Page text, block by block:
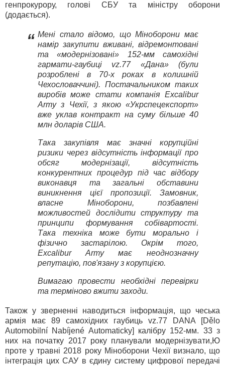
генпрокурору, голові СБУ та міністру оборони
(додається).
“ Мені стало відомо, що Міноборони має
намір закупити вживані, відремонтовані
та «модернізовані» 152-мм самохідні
гармати-гаубиці vz.77 «Дана» (були
розроблені в 70-х роках в колишній
Чехословаччині). Постачальником таких
виробів може стати компанія Excalibur
Army з Чехії, з якою «Укрспецекспорт»
вже уклав контракт на суму більше 40
млн доларів США.
Така закупівля має значні корупційні
ризики через відсутність інформації про
обсяг модернізації, відсутність
конкурентних процедур під час відбору
виконавця та загальні обставини
виникнення цієї пропозиції. Замовник,
власне Міноборони, позбавлені
можливостей дослідити структуру та
принципи формування собівартості.
Така техніка може бути морально і
фізично застарілою. Окрім того,
Excalibur Army має неоднозначну
репутацію, пов'язану з корупцією.
Вимагаю провести необхідні перевірки
та терміново вжити заходи.
Також у зверненні наводиться інформація, що чеська
армія має 89 самохідних гаубиць vz.77 DANA [Dělo
Automobilní Nabíjené Automaticky] калібру 152-мм. 33 з
них на початку 2017 року планували модернізувати,Ю
проте у травні 2018 року Міноборони Чехії визнало, що
інтеграція цих САУ в єдину систему цифрової передачі